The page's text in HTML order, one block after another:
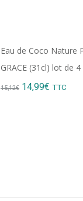
Eau de Coco Nature
GRACE (31cl) lot de 4
15,12€ Original
14,99€ Current
TTC